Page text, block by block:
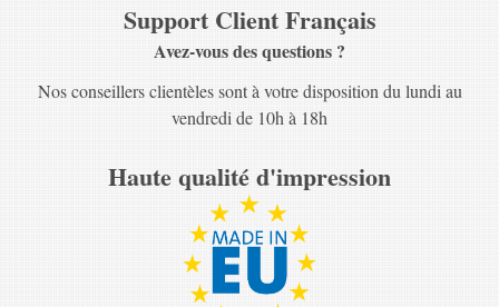
Support Client Français
Avez-vous des questions ?
Nos conseillers clientèles sont à votre disposition du lundi au
vendredi de 10h à 18h
Haute qualité d'impression